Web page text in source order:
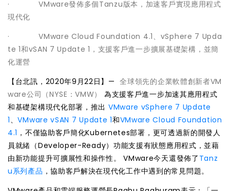
· VMware發佈多個Tanzu版本，加速客戶實現應用程式
現代化
· VMware Cloud Foundation 4.1、vSphere 7 Upda
te 1和vSAN 7 Update 1，支援客戶進一步擴展基礎架構，並簡
化運營
【台北訊，2020年9月22日】— 全球領先的企業軟體創新者VM
ware公司（NYSE：VMW）
為支援客戶進一步加速其應用程式
和基礎架構現代化部署，推出 VMware vSphere 7 Update
1、VMware vSAN 7 Update 1和VMware Cloud Foundation
4.1 ，不僅協助客戶簡化Kubernetes部署，更可透過新的開發人
員就緒（Developer-Ready）功能支援有狀態應用程式，並藉
由新功能提升可擴展性和操作性。 VMware今天還發佈了 Tanz
u系列產品 ，協助客戶解決在現代化工作中遇到的常見問題。